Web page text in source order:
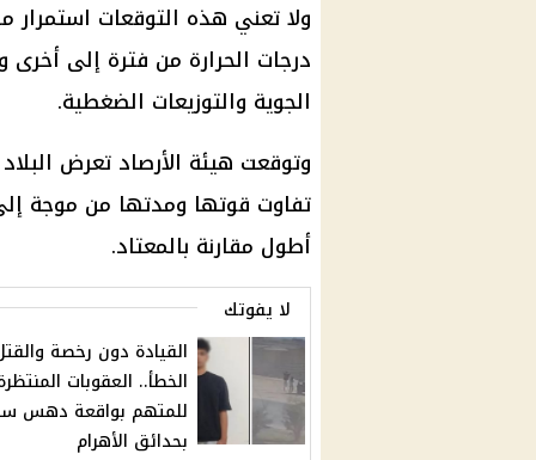
ولا تعني هذه التوقعات
درجات الحرارة من فترة إلى
الجوية والتوزيعات الضغطية.
وتوقعت هيئة الأرصاد تعرض
تفاوت قوتها ومدتها من موجة
أطول مقارنة بالمعتاد.
لا يفوتك
القيادة دون رخصة
الخطأ.. العقوبات
للمتهم بواقعة دهس
بحدائق الأهرام